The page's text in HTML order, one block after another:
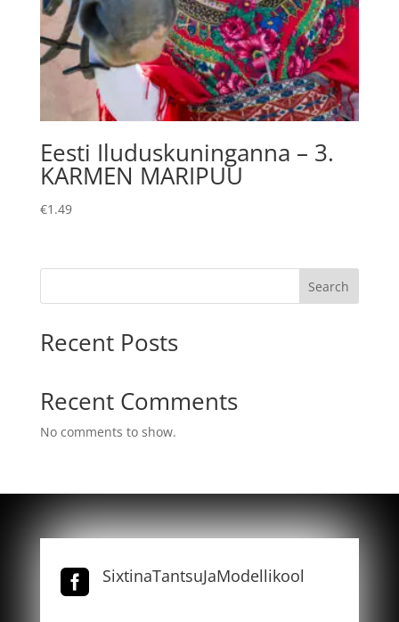
Eesti Iluduskuninganna – 3.
KARMEN MARIPUU
€1.49
Search
Recent Posts
Recent Comments
No comments to show.
 SixtinaTantsuJaModellikool